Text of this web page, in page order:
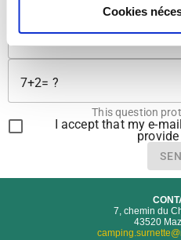
Cookies
7+2= ?
This question
I accept that my e-
7, chemin du
43520